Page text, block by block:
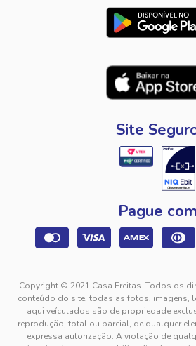
Site
Pague com
Copyright © 2021 Casa Freitas. Todos os
conteúdo do site, todas as fotos, imagens,
aqui veículados são de propriedade
reprodução, total ou parcial, de qualquer
expressa autorização. A violação de